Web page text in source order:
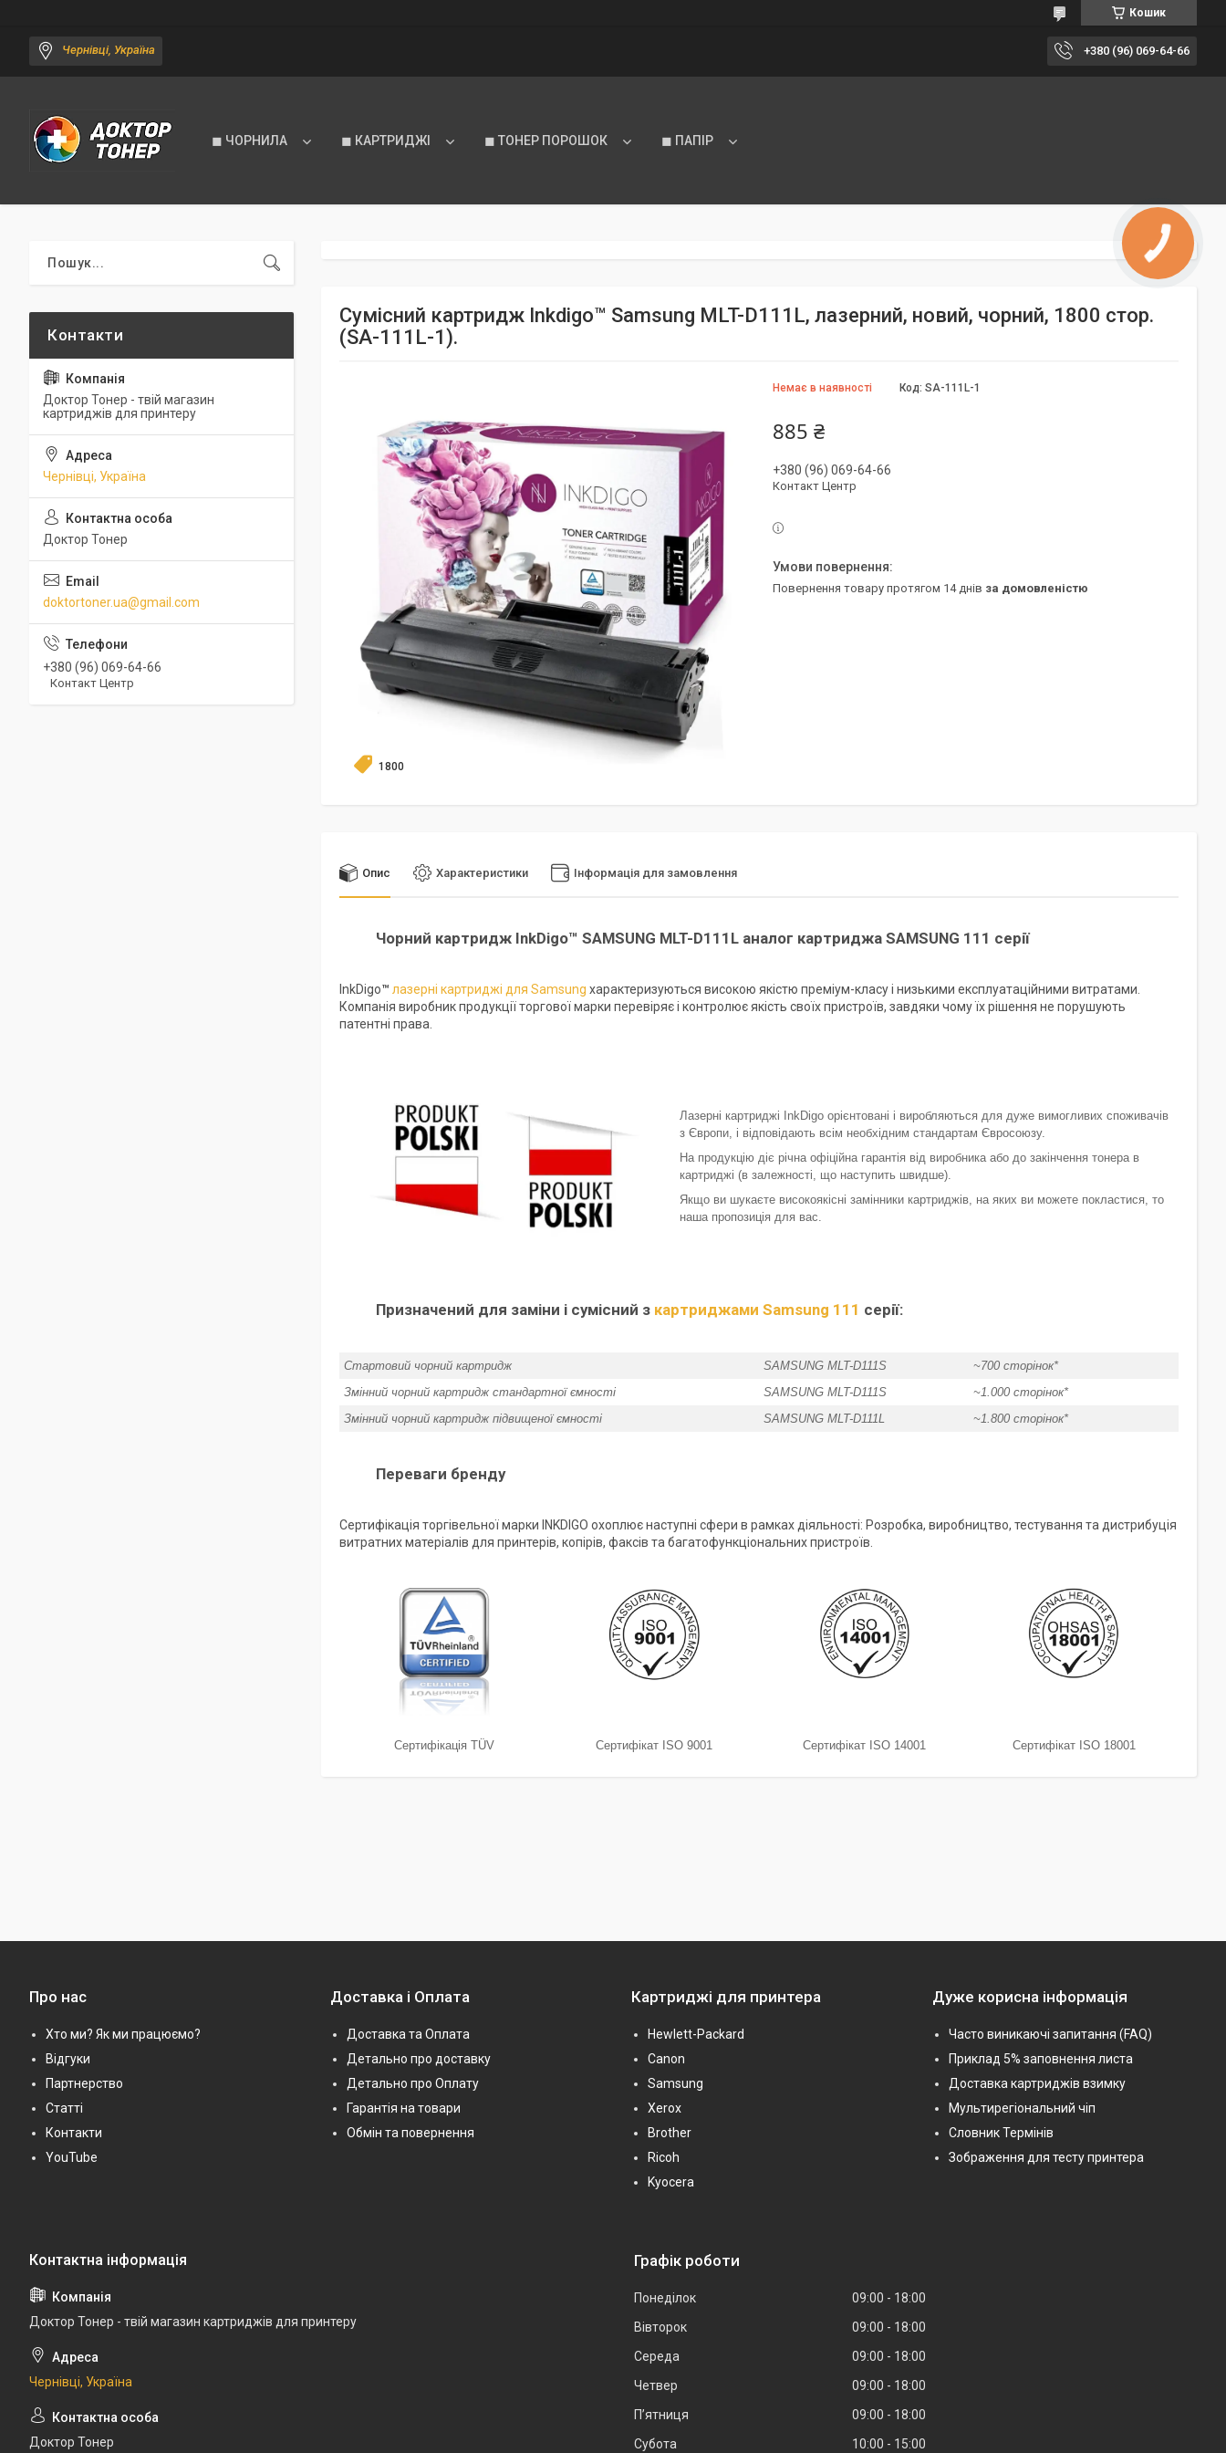
Кошик
Чернівці, Україна +380 (96) 069-64-66
◼ ЧОРНИЛА ◼ КАРТРИДЖІ ◼ ТОНЕР ПОРОШОК ◼ ПАПІР
Сумісний картридж Inkdigo™ Samsung MLT-D111L, лазерний, новий, чорний, 1800 стор.
(SA-111L-1).
1800
Немає в наявності Код: SA-111L-1
885 ₴
+380 (96) 069-64-66
Контакт Центр
повернення товару протягом 14 днів за домовленістю
Опис Характеристики Інформація для замовлення
Чорний картридж InkDigo™ SAMSUNG MLT-D111L аналог картриджа SAMSUNG 111 серії
InkDigo™ лазерні картриджі для Samsung характеризуються високою якістю преміум-класу і низькими експлуатаційними витратами.
Компанія виробник продукції торгової марки перевіряє і контролює якість своїх пристроїв, завдяки чому їх рішення не порушують
патентні права.
Лазерні картриджі InkDigo орієнтовані і виробляються для дуже вимогливих споживачів
з Європи, і відповідають всім необхідним стандартам Євросоюзу.
На продукцію діє річна офіційна гарантія від виробника або до закінчення тонера в
картриджі (в залежності, що наступить швидше).
Якщо ви шукаєте високоякісні замінники картриджів, на яких ви можете покластися, то
наша пропозиція для вас.
Призначений для заміни і сумісний з картриджами Samsung 111 серії:
Стартовий чорний картридж SAMSUNG MLT-D111S
~700 сторінок*
Змінний чорний картридж стандартної ємності
SAMSUNG MLT-D111S
~1.000 сторінок*
Змінний чорний картридж підвищеної ємності
SAMSUNG MLT-D111L ~1.800 сторінок*
Переваги бренду
Сертифікація торгівельної марки INKDIGO охоплює наступні сфери в рамках діяльності: Розробка, виробництво, тестування та дистрибуція
витратних матеріалів для принтерів, копірів, факсів та багатофункціональних пристроїв.
Сертифікація TÜV Сертифікат ISO 9001 Сертифікат ISO 14001 Сертифікат ISO 18001
Доктор Тонер - твій магазин
картриджів для принтеру
Чернівці, Україна
Доктор Тонер
doktortoner.ua@gmail.com
+380 (96) 069-64-66
Контакт Центр
Про нас
Хто ми? Як ми працюємо?
Відгуки
Партнерство
Статті
Контакти
YouTube
Доставка і Оплата
Доставка та Оплата
Детально про доставку
Детально про Оплату
Гарантія на товари
Обмін та повернення
Картриджі для принтера
Hewlett-Packard
Canon
Samsung
Xerox
Brother
Ricoh
Kyocera
Дуже корисна інформація
Часто виникаючі запитання (FAQ)
Приклад 5% заповнення листа
Доставка картриджів взимку
Мультирегіональний чіп
Словник Термінів
Зображення для тесту принтера
Доктор Тонер - твій магазин картриджів для принтеру
Чернівці, Україна
Доктор Тонер
Графік роботи
Понеділок 09:00
18:00
Вівторок
09:00
18:00
Середа
09:00
18:00
Четвер
09:00
18:00
Пʼятниця
09:00
18:00
Субота
10:00 15:00